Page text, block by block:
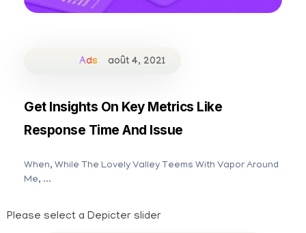
août 4, 2021
Ads
Get Insights On Key Metrics Like
Response Time And Issue
When, While The Lovely Valley Teems With Vapor Around
Me, ...
Please select a Depicter slider